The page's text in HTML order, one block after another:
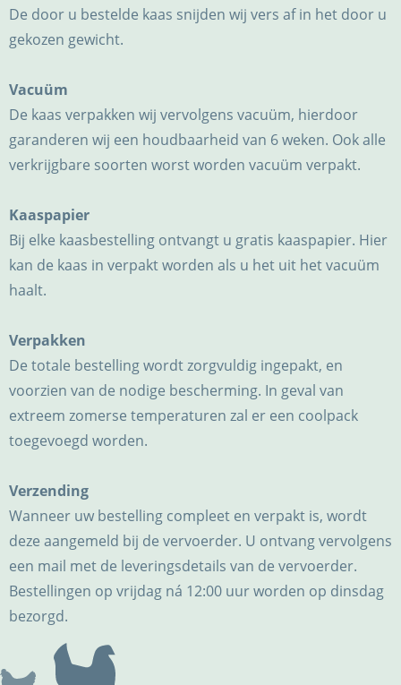
De door u bestelde kaas snijden wij vers af in het door u
gekozen gewicht.
Vacuüm
De kaas verpakken wij vervolgens vacuüm, hierdoor
garanderen wij een houdbaarheid van 6 weken. Ook alle
verkrijgbare soorten worst worden vacuüm verpakt.
Kaaspapier
Bij elke kaasbestelling ontvangt u gratis kaaspapier. Hier
kan de kaas in verpakt worden als u het uit het vacuüm
haalt.
Verpakken
De totale bestelling wordt zorgvuldig ingepakt, en
voorzien van de nodige bescherming. In geval van
extreem zomerse temperaturen zal er een coolpack
toegevoegd worden.
Verzending
Wanneer uw bestelling compleet en verpakt is, wordt
deze aangemeld bij de vervoerder. U ontvang vervolgens
een mail met de leveringsdetails van de vervoerder.
Bestellingen op vrijdag ná 12:00 uur worden op dinsdag
bezorgd.